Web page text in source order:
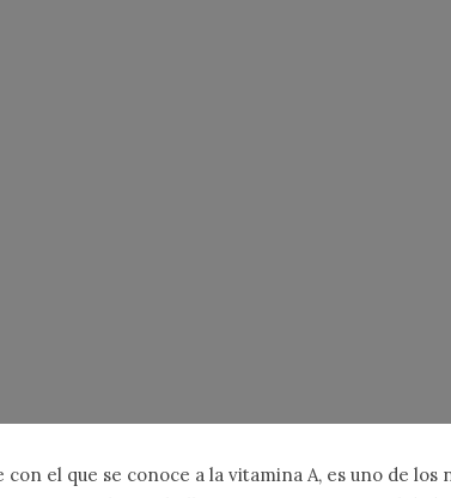
el que se conoce a la vitamina A, es uno de los